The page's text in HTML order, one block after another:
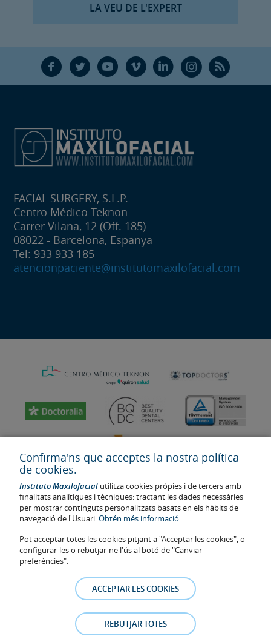
LA VEU DE L'EXPERT
F T Y V L Ñ R
FACIAL SURGERY, S.L.P.
Centro Médico Teknon
Carrer Vilana, 12 (Off. 185)
08022 - Barcelona, Espanya
Tel: 933 933 185
atencionpaciente@institutomaxilofacial.com
Última actualització: 2023
Num. d'autorització de centre sanitari: E08646940
La informació present a la web no reemplaça sinó complementa la
relació metge-pacient. En cas de dubte, consulti amb el metge de
referència. Les fotos i els testimonis dels pacients identificables que
apareixen a la web estan publicades amb el seu consentiment i es
retiraran a qualsevol moment a petició dels pacients.
Política de Cookies–Política de Privacitat
Confirma'ns que acceptes la nostra política
de cookies.
Instituto Maxilofacial utilitza cookies pròpies i de tercers amb
finalitats analítiques i tècniques: tractant les dades necessàries
per mostrar continguts personalitzats basats en els hàbits de
navegació de l'Usuari.Obtén més informació.
Pot acceptar totes les cookies pitjant a "Acceptar les cookies", o
configurar-les o rebutjar-ne l'ús al botó de "Canviar
preferències".
ACCEPTAR LES COOKIES
REBUTJAR TOTES